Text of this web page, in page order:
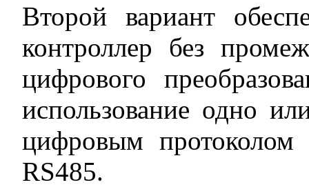
Второй вариант
контроллер без
цифрового
использование одно
цифровым
RS485.